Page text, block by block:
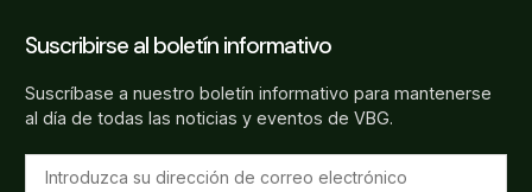
Suscribirse al boletín informativo
Suscríbase a nuestro boletín informativo para mantenerse
al día de todas las noticias y eventos de VBG.